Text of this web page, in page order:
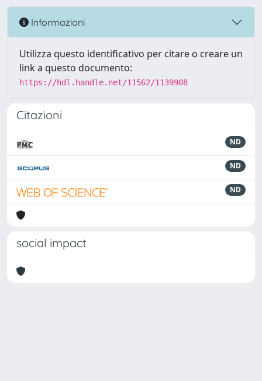
Informazioni
Utilizza questo identificativo per citare o creare un
link a questo documento:
https://hdl.handle.net/11562/1139908
Citazioni
ND
ND
ND
social impact